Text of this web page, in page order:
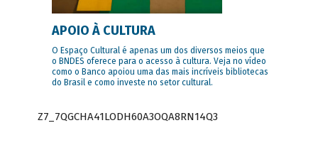
APOIO À CULTURA
O Espaço Cultural é apenas um dos diversos meios que
o BNDES oferece para o acesso à cultura. Veja no vídeo
como o Banco apoiou uma das mais incríveis bibliotecas
do Brasil e como investe no setor cultural.
Z7_7QGCHA41LODH60A3OQA8RN14Q3